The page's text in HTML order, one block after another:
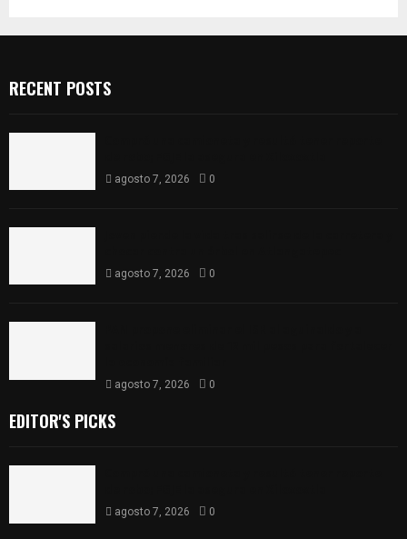
RECENT POSTS
agosto 7, 2026 0
agosto 7, 2026 0
agosto 7, 2026 0
EDITOR'S PICKS
agosto 7, 2026 0